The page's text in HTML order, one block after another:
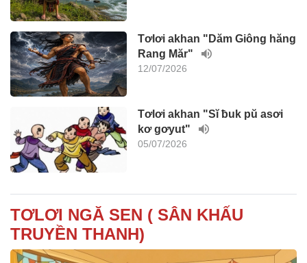
Tơlơi akhan "Dăm Giông hăng
Rang Măr"
12/07/2026
Tơlơi akhan "Sĭ ƀuk pŭ asơi
kơ gơyut"
05/07/2026
TƠLƠI NGĂ SEN ( SÂN KHẤU
TRUYỀN THANH)